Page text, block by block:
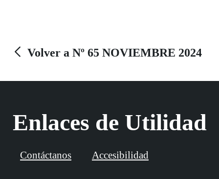
Volver a Nº 65 NOVIEMBRE 2024
Enlaces de Utilidad
Contáctanos Accesibilidad